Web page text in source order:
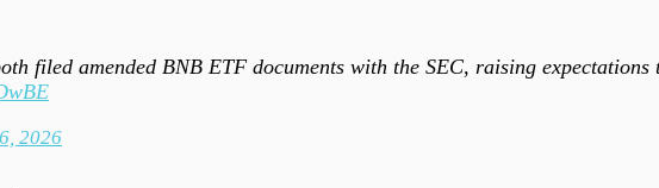
filed amended BNB ETF documents with the SEC, raising expectations
2026